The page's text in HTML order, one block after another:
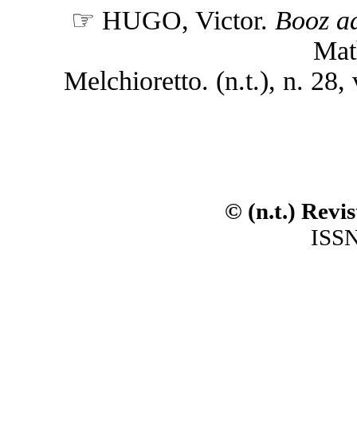
☞ HUGO, Victor. Booz
Melchioretto. (n.t.), n. 28,
© (n.t.)